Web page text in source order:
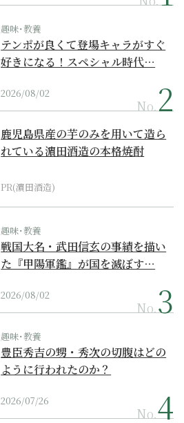
趣味･教養
テンポが良くて登場キャラがすぐ
好きになる！スペシャル時代…
2026/08/02
No.
鹿児島県産の芋のみを用いて造ら
れている濵田酒造の本格焼酎
PR(濵田酒造)
趣味･教養
戦国大名・武田信玄の事績を描い
た『甲陽軍鑑』が国を滅ぼす…
2026/08/02
No.
趣味･教養
豊臣秀吉の甥・秀次の切腹はどの
ように行われたのか？
2026/07/26
No.